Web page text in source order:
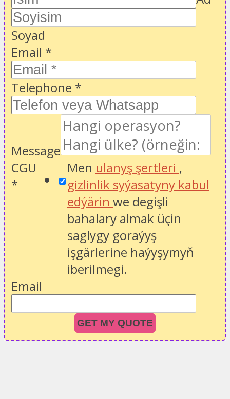
Soyad
Email *
Telephone *
Message
CGU
*
Men ulanyş şertleri ,
gizlinlik syýasatyny kabul
edýärin we degişli
bahalary almak üçin
saglygy goraýyş
işgärlerine haýyşymyň
iberilmegi.
Email
GET MY QUOTE